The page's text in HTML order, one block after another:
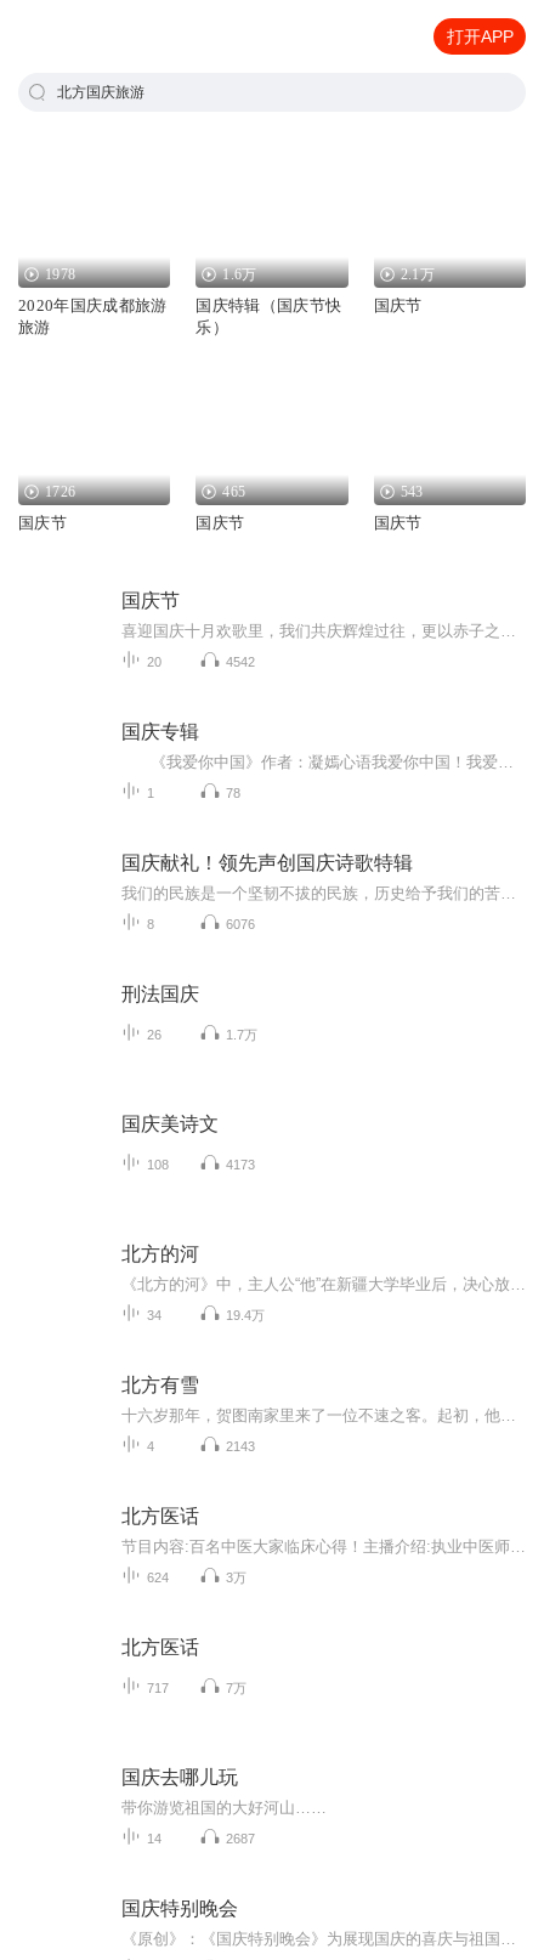
打开APP
北方国庆旅游
1978
2020年国庆成都旅游
旅游
1.6万
国庆特辑（国庆节快
乐）
2.1万
国庆节
1726
国庆节
465
国庆节
543
国庆节
国庆节
20 4542
国庆专辑
1 78
国庆献礼！领先声创国庆诗歌特辑
8 6076
刑法国庆
26 1.7万
国庆美诗文
108 4173
北方的河
34 19.4万
北方有雪
4 2143
北方医话
624 3万
北方医话
717 7万
国庆去哪儿玩
带你游览祖国的大好河山……
14 2687
国庆特别晚会